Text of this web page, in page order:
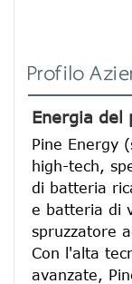
Profilo
Energia del
Pine Energy
high-tech,
di batteria
e batteria di
spruzzatore
Con l'alta
avanzate,